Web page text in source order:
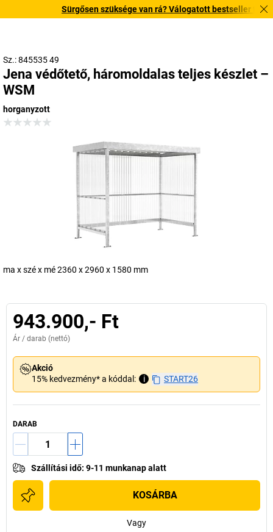
Sürgősen szüksége van rá? Válogatott bestseller
Sz.: 845535 49
Jena védőtető, háromoldalas teljes készlet –
WSM
horganyzott
ma x szé x mé 2360 x 2960 x 1580 mm
943.900,- Ft
Ár / darab (nettó)
Akció
15% kedvezmény* a kóddal:
i START26
DARAB
Szállítási idő: 9-11 munkanap alatt
KOSÁRBA
Vagy